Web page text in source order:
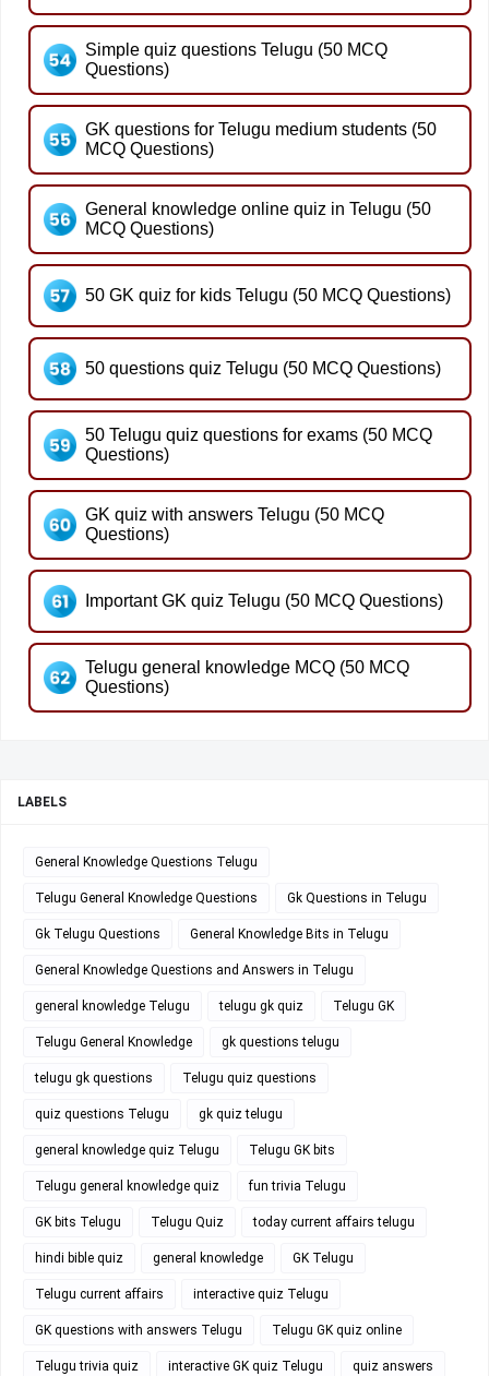
Simple quiz questions Telugu (50 MCQ
Questions)
GK questions for Telugu medium students (50
MCQ Questions)
General knowledge online quiz in Telugu (50
MCQ Questions)
50 GK quiz for kids Telugu (50 MCQ Questions)
50 questions quiz Telugu (50 MCQ Questions)
50 Telugu quiz questions for exams (50 MCQ
Questions)
GK quiz with answers Telugu (50 MCQ
Questions)
Important GK quiz Telugu (50 MCQ Questions)
Telugu general knowledge MCQ (50 MCQ
Questions)
LABELS
General Knowledge Questions Telugu
Telugu General Knowledge Questions Gk Questions in Telugu
Gk Telugu Questions General Knowledge Bits in Telugu
General Knowledge Questions and Answers in Telugu
general knowledge Telugu telugu gk quiz Telugu GK
Telugu General Knowledge gk questions telugu
telugu gk questions Telugu quiz questions
quiz questions Telugu gk quiz telugu
general knowledge quiz Telugu Telugu GK bits
Telugu general knowledge quiz fun trivia Telugu
GK bits Telugu Telugu Quiz today current affairs telugu
hindi bible quiz general knowledge GK Telugu
Telugu current affairs interactive quiz Telugu
GK questions with answers Telugu Telugu GK quiz online
Telugu trivia quiz interactive GK quiz Telugu quiz answers